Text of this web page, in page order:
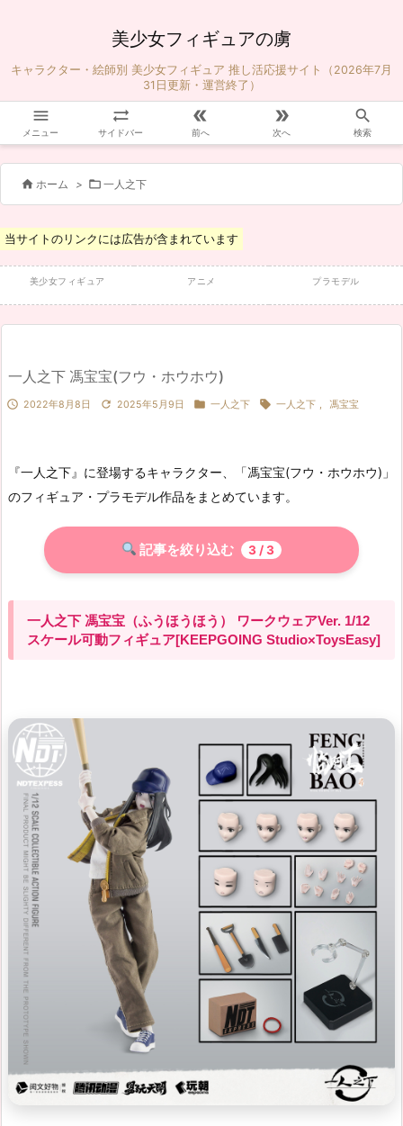
美少女フィギュアの虜
キャラクター・絵師別 美少女フィギュア 推し活応援サイト（2026年7月
31日更新・運営終了）

メニュー

サイドバー

前へ

次へ

検索
 ホーム >  一人之下
当サイトのリンクには広告が含まれています
美少女フィギュア アニメ プラモデル
一人之下 馮宝宝(フウ・ホウホウ)
 2022年8月8日  2025年5月9日  一人之下  一人之下 , 馮宝宝
『一人之下』に登場するキャラクター、「馮宝宝(フウ・ホウホウ)」
のフィギュア・プラモデル作品をまとめています。
記事を絞り込む 3 / 3
一人之下 馮宝宝（ふうほうほう） ワークウェアVer. 1/12
スケール可動フィギュア[KEEPGOING Studio×ToysEasy]